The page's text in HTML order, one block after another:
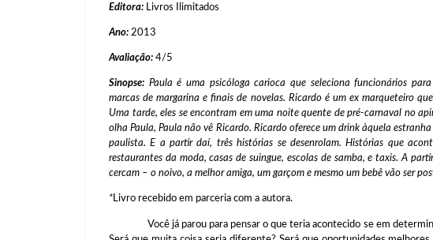
Editora: Livros Ilimitados
Ano: 2013
Avaliação: 4/5
Sinopse: Paula é uma psicóloga carioca que seleciona funcionários
marcas de margarina e finais de novelas. Ricardo é um ex marqueteiro
Uma tarde, eles se encontram em uma noite quente de pré-carnaval no
olha Paula, Paula não vê Ricardo. Ricardo oferece um drink àquela
paulista. E a partir daí, três histórias se desenrolam. Histórias que
restaurantes da moda, casas de suingue, escolas de samba, e taxis. A
cercam – o noivo, a melhor amiga, um garçom e mesmo um bebê vão ser
*Livro recebido em parceria com a autora.
Você já parou para pensar o que teria acontecido se em